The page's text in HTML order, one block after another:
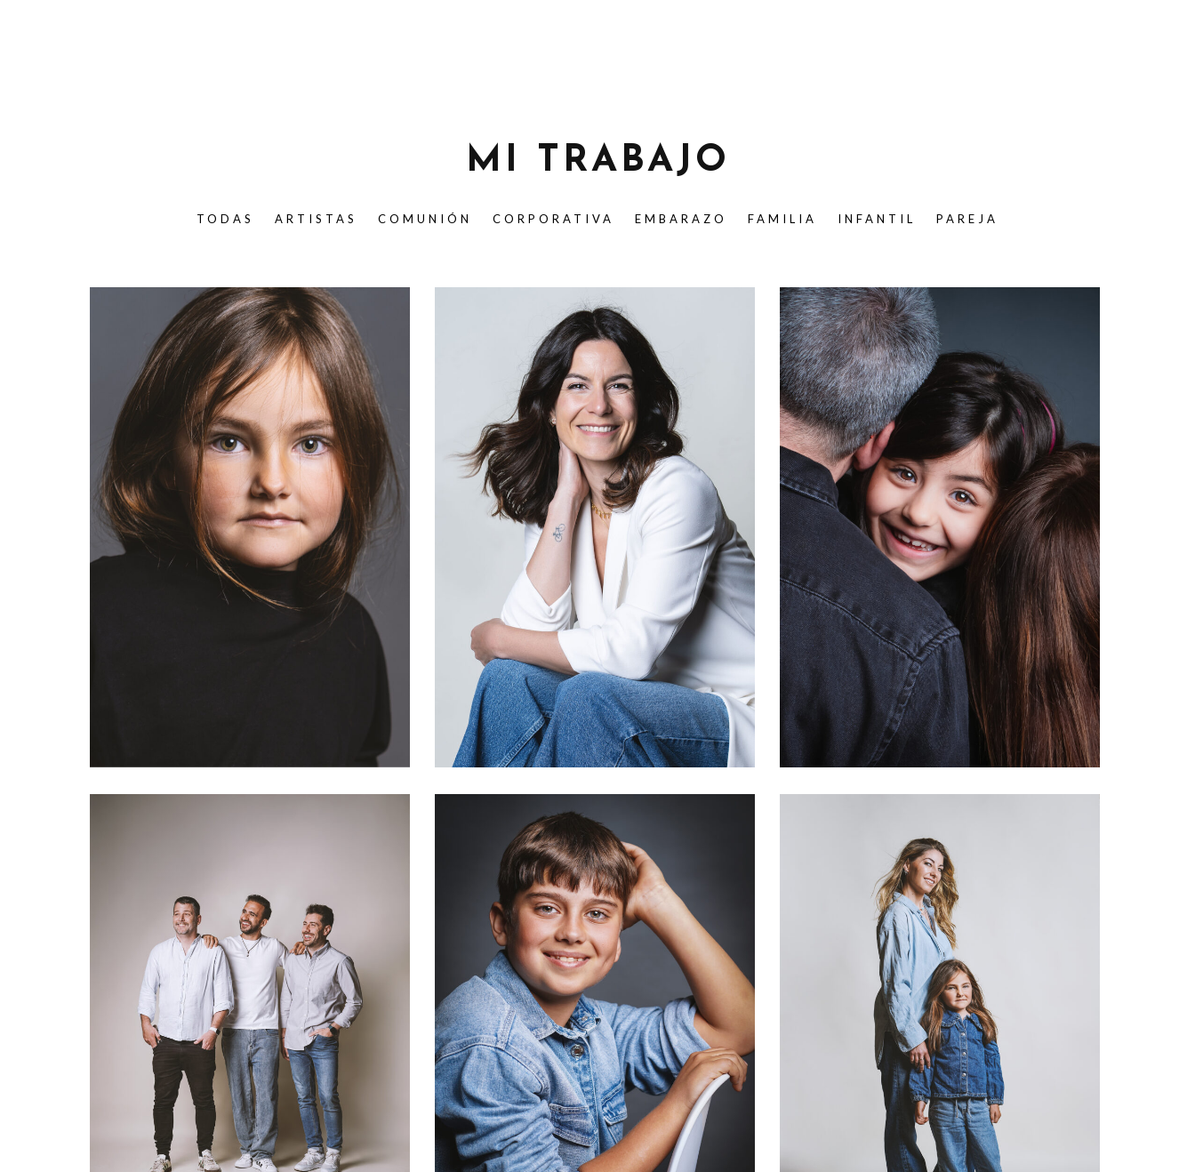
MI TRABAJO
TODAS ARTISTAS COMUNIÓN CORPORATIVA EMBARAZO FAMILIA INFANTIL PAREJA